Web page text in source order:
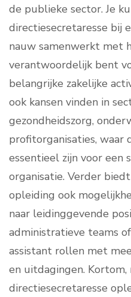
de publieke sector. Je
directiesecretaresse bij
nauw samenwerkt met
verantwoordelijk bent
belangrijke zakelijke
ook kansen vinden in
gezondheidszorg,
profitorganisaties, waar
essentieel zijn voor een
organisatie. Verder
opleiding ook
naar leidinggevende
administratieve teams
assistant rollen met
en uitdagingen. Kortom,
directiesecretaresse